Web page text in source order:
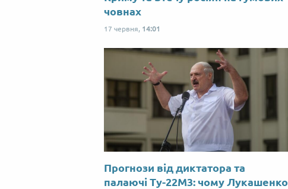
човнах
17 червня, 14:01
Прогнози від диктатора та
палаючі Ту-22М3: чому Лукашенко